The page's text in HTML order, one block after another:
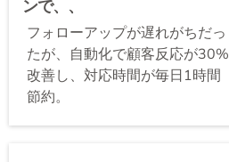
ンで、、
フォローアップが遅れがちだっ
たが、自動化で顧客反応が30%
改善し、対応時間が毎日1時間
節約。